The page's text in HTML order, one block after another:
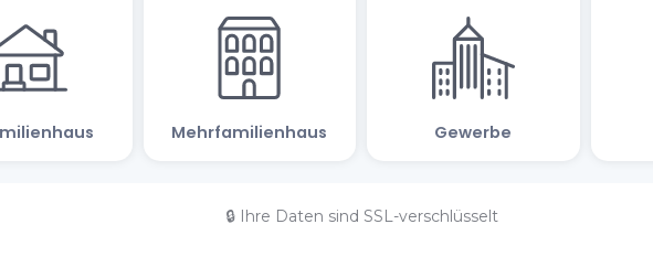
🔒 Ihre Daten sind SSL-verschlüsselt